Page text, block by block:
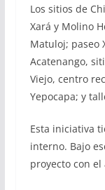
Los sitios de
Xará y Molino
Matuloj; paseo
Acatenango,
Viejo, centro
Yepocapa; y
Esta iniciativa
interno. Bajo
proyecto con